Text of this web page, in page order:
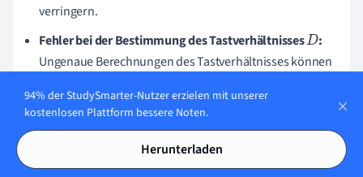
verringern.
Fehler bei der Bestimmung des TastverhältnissesD :
Ungenaue Berechnungen des Tastverhältnisses können
Unterschätzung des Strombedarfs:
PrimärstromIp,ma muss genau kalkuliert werden, um
eine Überlastung der Komponenten zu vermeiden.
94% der StudySmarter-Nutzer erzielen mit unserer
kostenlosen Plattform bessere Noten.
Herunterladen